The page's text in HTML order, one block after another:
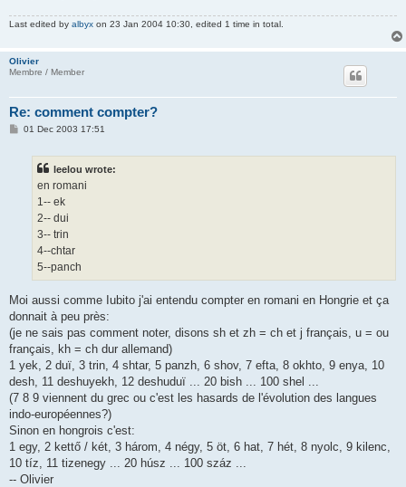
Last edited by albyx on 23 Jan 2004 10:30, edited 1 time in total.
Olivier
Membre / Member
Re: comment compter?
P01 Dec 2003 17:51
leelou wrote:
en romani
1-- ek
2-- dui
3-- trin
4--chtar
5--panch
Moi aussi comme Iubito j'ai entendu compter en romani en Hongrie et ça
donnait à peu près:
(je ne sais pas comment noter, disons sh et zh = ch et j français, u = ou
français, kh = ch dur allemand)
1 yek, 2 duï, 3 trin, 4 shtar, 5 panzh, 6 shov, 7 efta, 8 okhto, 9 enya, 10
desh, 11 deshuyekh, 12 deshuduï ... 20 bish ... 100 shel ...
(7 8 9 viennent du grec ou c'est les hasards de l'évolution des langues
indo-européennes?)
Sinon en hongrois c'est:
1 egy, 2 kettő / két, 3 három, 4 négy, 5 öt, 6 hat, 7 hét, 8 nyolc, 9 kilenc,
10 tíz, 11 tizenegy ... 20 húsz ... 100 száz ...
-- Olivier